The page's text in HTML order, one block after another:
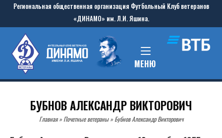
content
Региональная общественная организация Футбольный Клуб ветеранов
«ДИНАМО» им. Л.И. Яшина.
Home
МЕНЮMENU
БУБНОВ АЛЕКСАНДР ВИКТОРОВИЧ
Главная» Почетные ветераны» Бубнов Александр Викторович